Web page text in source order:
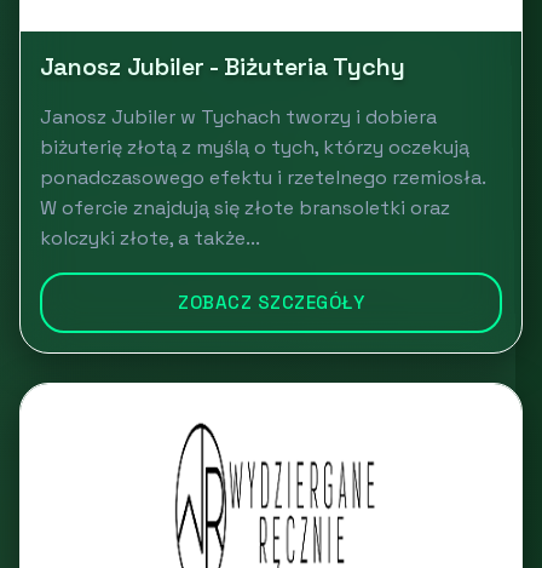
Janosz Jubiler - Biżuteria Tychy
Janosz Jubiler w Tychach tworzy i dobiera
biżuterię złotą z myślą o tych, którzy oczekują
ponadczasowego efektu i rzetelnego rzemiosła.
W ofercie znajdują się złote bransoletki oraz
kolczyki złote, a także...
ZOBACZ SZCZEGÓŁY